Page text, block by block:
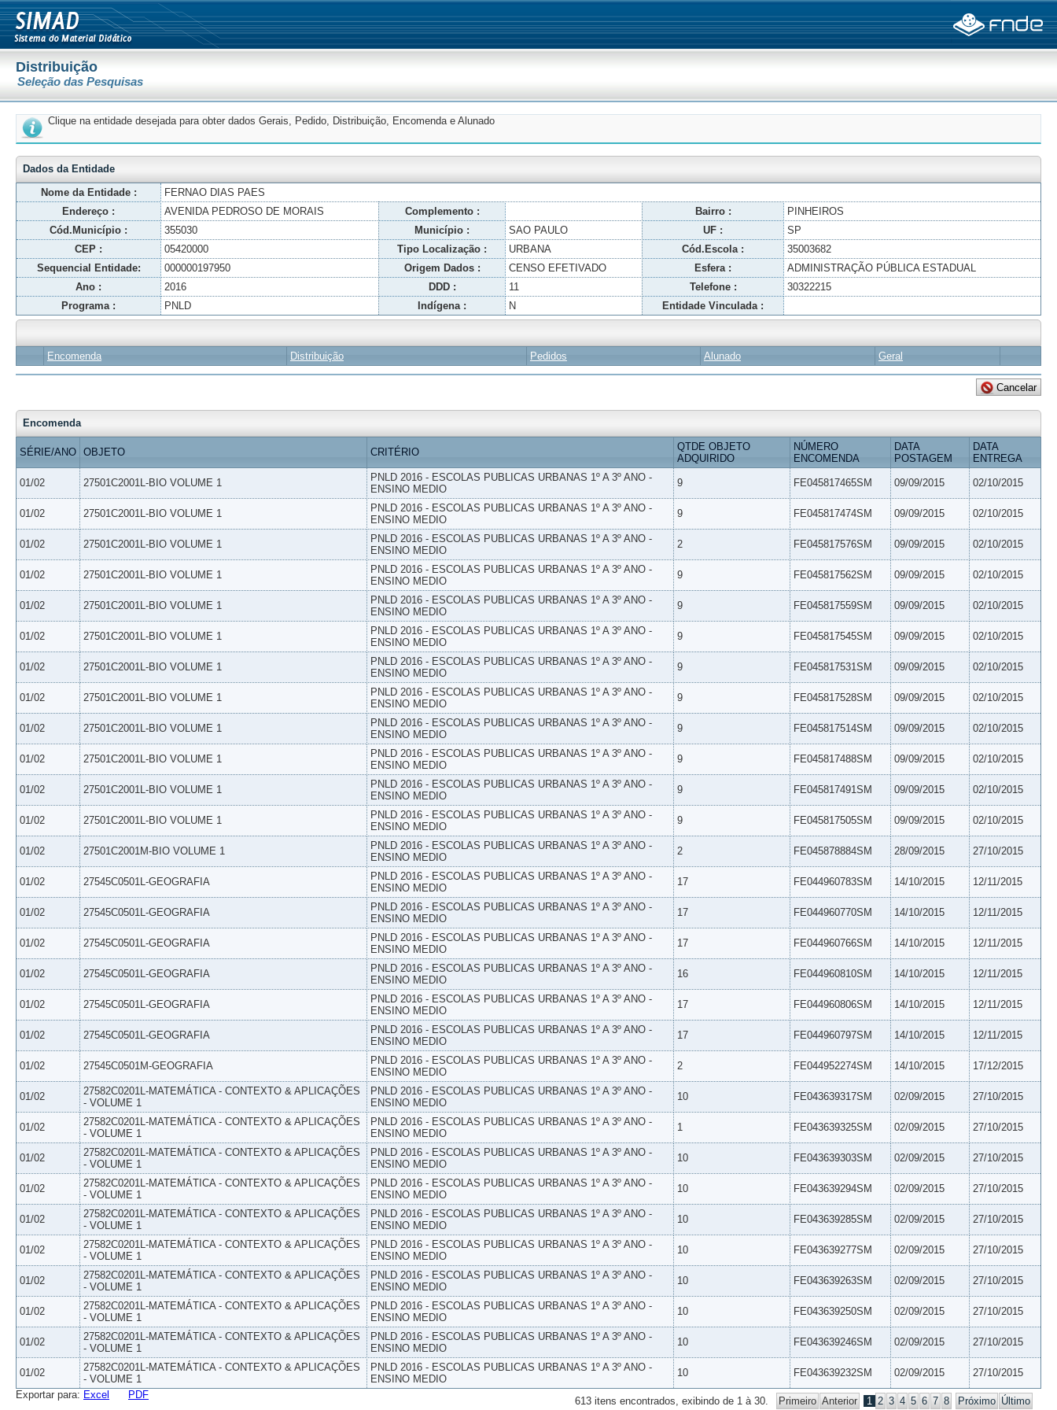
Distribuição
Seleção das Pesquisas
Clique na entidade desejada para obter dados Gerais, Pedido, Distribuição, Encomenda e Alunado
Dados da Entidade
Nome da Entidade :
FERNAO DIAS PAES
Endereço :
AVENIDA PEDROSO DE MORAIS Complemento : Bairro :
PINHEIROS
Cód.Município :
355030 Município : SAO PAULO UF :
SP
CEP :
05420000 Tipo Localização : URBANA Cód.Escola :
35003682
Sequencial Entidade:
000000197950 Origem Dados : CENSO EFETIVADO Esfera :
ADMINISTRAÇÃO PÚBLICA ESTADUAL
Ano :
2016 DDD : 11 Telefone :
30322215
Programa :
PNLD Indígena : N Entidade Vinculada :
Encomenda Distribuição Pedidos Alunado Geral
Encomenda
SÉRIE/ANO OBJETO CRITÉRIO
QTDE OBJETO
ADQUIRIDO
NÚMERO
ENCOMENDA
DATA
POSTAGEM
DATA
ENTREGA
01/02 27501C2001L-BIO VOLUME 1
PNLD 2016 - ESCOLAS PUBLICAS URBANAS 1º A 3º ANO -
ENSINO MEDIO
9 FE045817465SM 09/09/2015 02/10/2015
01/02 27501C2001L-BIO VOLUME 1
PNLD 2016 - ESCOLAS PUBLICAS URBANAS 1º A 3º ANO -
ENSINO MEDIO
9 FE045817474SM 09/09/2015 02/10/2015
01/02 27501C2001L-BIO VOLUME 1
PNLD 2016 - ESCOLAS PUBLICAS URBANAS 1º A 3º ANO -
ENSINO MEDIO
2 FE045817576SM 09/09/2015 02/10/2015
01/02 27501C2001L-BIO VOLUME 1
PNLD 2016 - ESCOLAS PUBLICAS URBANAS 1º A 3º ANO -
ENSINO MEDIO
9 FE045817562SM 09/09/2015 02/10/2015
01/02 27501C2001L-BIO VOLUME 1
PNLD 2016 - ESCOLAS PUBLICAS URBANAS 1º A 3º ANO -
ENSINO MEDIO
9 FE045817559SM 09/09/2015 02/10/2015
01/02 27501C2001L-BIO VOLUME 1
PNLD 2016 - ESCOLAS PUBLICAS URBANAS 1º A 3º ANO -
ENSINO MEDIO
9 FE045817545SM 09/09/2015 02/10/2015
01/02 27501C2001L-BIO VOLUME 1
PNLD 2016 - ESCOLAS PUBLICAS URBANAS 1º A 3º ANO -
ENSINO MEDIO
9 FE045817531SM 09/09/2015 02/10/2015
01/02 27501C2001L-BIO VOLUME 1
PNLD 2016 - ESCOLAS PUBLICAS URBANAS 1º A 3º ANO -
ENSINO MEDIO
9 FE045817528SM 09/09/2015 02/10/2015
01/02 27501C2001L-BIO VOLUME 1
PNLD 2016 - ESCOLAS PUBLICAS URBANAS 1º A 3º ANO -
ENSINO MEDIO
9 FE045817514SM 09/09/2015 02/10/2015
01/02 27501C2001L-BIO VOLUME 1
PNLD 2016 - ESCOLAS PUBLICAS URBANAS 1º A 3º ANO -
ENSINO MEDIO
9 FE045817488SM 09/09/2015 02/10/2015
01/02 27501C2001L-BIO VOLUME 1
PNLD 2016 - ESCOLAS PUBLICAS URBANAS 1º A 3º ANO -
ENSINO MEDIO
9 FE045817491SM 09/09/2015 02/10/2015
01/02 27501C2001L-BIO VOLUME 1
PNLD 2016 - ESCOLAS PUBLICAS URBANAS 1º A 3º ANO -
ENSINO MEDIO
9 FE045817505SM 09/09/2015 02/10/2015
01/02 27501C2001M-BIO VOLUME 1
PNLD 2016 - ESCOLAS PUBLICAS URBANAS 1º A 3º ANO -
ENSINO MEDIO
2 FE045878884SM 28/09/2015 27/10/2015
01/02 27545C0501L-GEOGRAFIA
PNLD 2016 - ESCOLAS PUBLICAS URBANAS 1º A 3º ANO -
ENSINO MEDIO
17 FE044960783SM 14/10/2015 12/11/2015
01/02 27545C0501L-GEOGRAFIA
PNLD 2016 - ESCOLAS PUBLICAS URBANAS 1º A 3º ANO -
ENSINO MEDIO
17 FE044960770SM 14/10/2015 12/11/2015
01/02 27545C0501L-GEOGRAFIA
PNLD 2016 - ESCOLAS PUBLICAS URBANAS 1º A 3º ANO -
ENSINO MEDIO
17 FE044960766SM 14/10/2015 12/11/2015
01/02 27545C0501L-GEOGRAFIA
PNLD 2016 - ESCOLAS PUBLICAS URBANAS 1º A 3º ANO -
ENSINO MEDIO
16 FE044960810SM 14/10/2015 12/11/2015
01/02 27545C0501L-GEOGRAFIA
PNLD 2016 - ESCOLAS PUBLICAS URBANAS 1º A 3º ANO -
ENSINO MEDIO
17 FE044960806SM 14/10/2015 12/11/2015
01/02 27545C0501L-GEOGRAFIA
PNLD 2016 - ESCOLAS PUBLICAS URBANAS 1º A 3º ANO -
ENSINO MEDIO
17 FE044960797SM 14/10/2015 12/11/2015
01/02 27545C0501M-GEOGRAFIA
PNLD 2016 - ESCOLAS PUBLICAS URBANAS 1º A 3º ANO -
ENSINO MEDIO
2 FE044952274SM 14/10/2015 17/12/2015
01/02
27582C0201L-MATEMÁTICA - CONTEXTO & APLICAÇÕES
- VOLUME 1
PNLD 2016 - ESCOLAS PUBLICAS URBANAS 1º A 3º ANO -
ENSINO MEDIO
10 FE043639317SM 02/09/2015 27/10/2015
01/02
27582C0201L-MATEMÁTICA - CONTEXTO & APLICAÇÕES
- VOLUME 1
PNLD 2016 - ESCOLAS PUBLICAS URBANAS 1º A 3º ANO -
ENSINO MEDIO
1 FE043639325SM 02/09/2015 27/10/2015
01/02
27582C0201L-MATEMÁTICA - CONTEXTO & APLICAÇÕES
- VOLUME 1
PNLD 2016 - ESCOLAS PUBLICAS URBANAS 1º A 3º ANO -
ENSINO MEDIO
10 FE043639303SM 02/09/2015 27/10/2015
01/02
27582C0201L-MATEMÁTICA - CONTEXTO & APLICAÇÕES
- VOLUME 1
PNLD 2016 - ESCOLAS PUBLICAS URBANAS 1º A 3º ANO -
ENSINO MEDIO
10 FE043639294SM 02/09/2015 27/10/2015
01/02
27582C0201L-MATEMÁTICA - CONTEXTO & APLICAÇÕES
- VOLUME 1
PNLD 2016 - ESCOLAS PUBLICAS URBANAS 1º A 3º ANO -
ENSINO MEDIO
10 FE043639285SM 02/09/2015 27/10/2015
01/02
27582C0201L-MATEMÁTICA - CONTEXTO & APLICAÇÕES
- VOLUME 1
PNLD 2016 - ESCOLAS PUBLICAS URBANAS 1º A 3º ANO -
ENSINO MEDIO
10 FE043639277SM 02/09/2015 27/10/2015
01/02
27582C0201L-MATEMÁTICA - CONTEXTO & APLICAÇÕES
- VOLUME 1
PNLD 2016 - ESCOLAS PUBLICAS URBANAS 1º A 3º ANO -
ENSINO MEDIO
10 FE043639263SM 02/09/2015 27/10/2015
01/02
27582C0201L-MATEMÁTICA - CONTEXTO & APLICAÇÕES
- VOLUME 1
PNLD 2016 - ESCOLAS PUBLICAS URBANAS 1º A 3º ANO -
ENSINO MEDIO
10 FE043639250SM 02/09/2015 27/10/2015
01/02
27582C0201L-MATEMÁTICA - CONTEXTO & APLICAÇÕES
- VOLUME 1
PNLD 2016 - ESCOLAS PUBLICAS URBANAS 1º A 3º ANO -
ENSINO MEDIO
10 FE043639246SM 02/09/2015 27/10/2015
01/02
27582C0201L-MATEMÁTICA - CONTEXTO & APLICAÇÕES
- VOLUME 1
PNLD 2016 - ESCOLAS PUBLICAS URBANAS 1º A 3º ANO -
ENSINO MEDIO
10 FE043639232SM 02/09/2015 27/10/2015
613 itens encontrados, exibindo de 1 à 30. Primeiro Anterior 1 2 3 4 5 6 7 8 Próximo Último
Exportar para: Excel PDF